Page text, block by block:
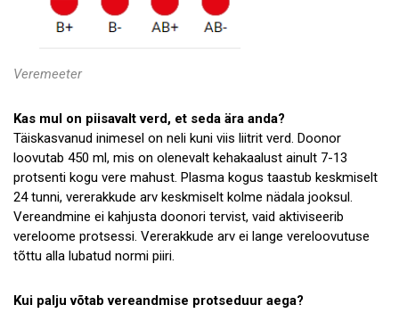
Veremeeter
Kas mul on piisavalt verd, et seda ära anda?
Täiskasvanud inimesel on neli kuni viis liitrit verd. Doonor
loovutab 450 ml, mis on olenevalt kehakaalust ainult 7-13
protsenti kogu vere mahust. Plasma kogus taastub keskmiselt
24 tunni, vererakkude arv keskmiselt kolme nädala jooksul.
Vereandmine ei kahjusta doonori tervist, vaid aktiviseerib
vereloome protsessi. Vererakkude arv ei lange vereloovutuse
tõttu alla lubatud normi piiri.
Kui palju võtab vereandmise protseduur aega?